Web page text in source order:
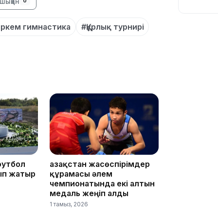
гимнастика #Құрлық турнирі
жатыр
Қазақстан жасөспірімдер
құрамасы әлем
чемпионатында екі алтын
медаль жеңіп алды
1 тамыз, 2026